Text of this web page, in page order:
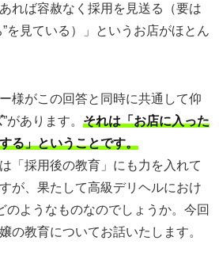
れば容赦なく採用を見送る（要は
を見ている）」というお店がほとん
様がこの回答と同時に共通して仰
”があります。 それは「お店に入った
る」ということです。
「採用後の教育」にも力を入れて
が、果たして高級デリヘルにおけ
のようなものなのでしょうか。今回
の教育についてお話いたします。